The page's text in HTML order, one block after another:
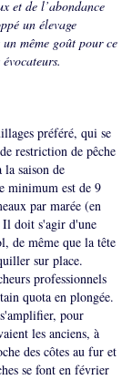
et de l’abondance
un élevage
même goût pour ce
préféré, qui se
restriction de pêche
saison de
minimum est de 9
par marée (en
Il doit s'agir d'une
de même que la tête
sur place.
professionnels
quota en plongée.
pour
les anciens, à
des côtes au fur et
se font en février